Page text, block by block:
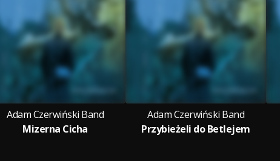
Adam Czerwiński Band
Mizerna Cicha
Adam Czerwiński Band
Przybieżeli do Betlejem